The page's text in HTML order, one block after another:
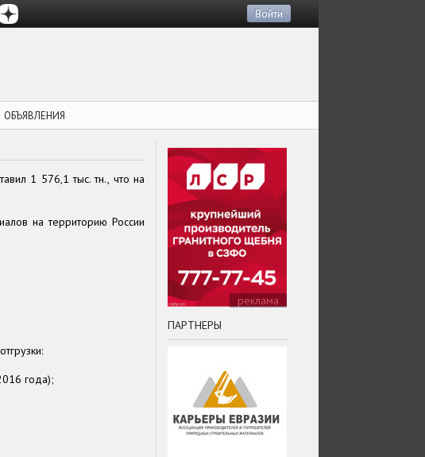
Войти
ОБЪЯВЛЕНИЯ
1 576,1 тыс. тн., что на
на территорию России
года);
реклама
ПАРТНЕРЫ